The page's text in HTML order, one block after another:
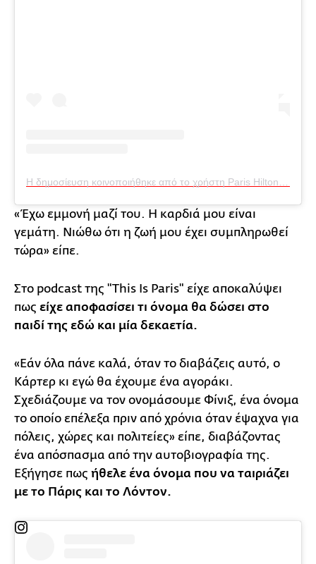
Η δημοσίευση κοινοποιήθηκε από το χρήστη Paris Hilton (@parishilton)
«Έχω εμμονή μαζί του. Η καρδιά μου είναι
γεμάτη. Νιώθω ότι η ζωή μου έχει συμπληρωθεί
τώρα» είπε.
Στο podcast της "This Is Paris" είχε αποκαλύψει
πως είχε αποφασίσει τι όνομα θα δώσει στο
παιδί της εδώ και μία δεκαετία.
«Εάν όλα πάνε καλά, όταν το διαβάζεις αυτό, ο
Κάρτερ κι εγώ θα έχουμε ένα αγοράκι.
Σχεδιάζουμε να τον ονομάσουμε Φίνιξ, ένα όνομα
το οποίο επέλεξα πριν από χρόνια όταν έψαχνα για
πόλεις, χώρες και πολιτείες» είπε, διαβάζοντας
ένα απόσπασμα από την αυτοβιογραφία της.
Εξήγησε πως ήθελε ένα όνομα που να ταιριάζει
με το Πάρις και το Λόντον.